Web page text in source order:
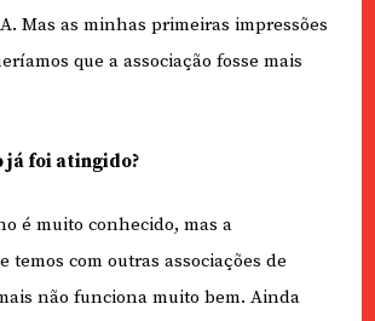
Mas as minhas primeiras impressões
que a associação fosse mais
já foi atingido?
é muito conhecido, mas a
temos com outras associações de
não funciona muito bem. Ainda